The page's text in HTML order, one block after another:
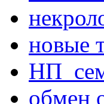
новые
обмен